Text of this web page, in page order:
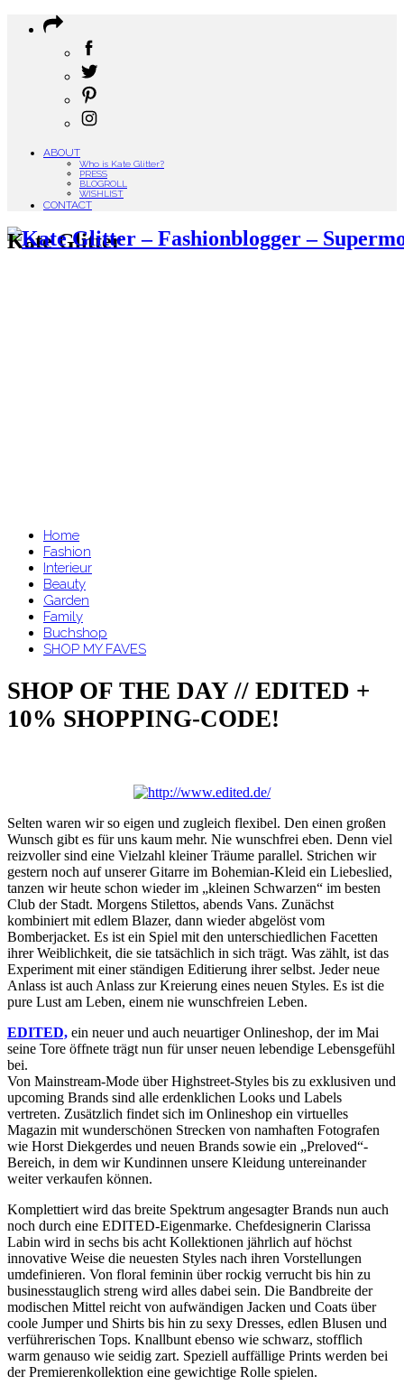
ABOUT
Who is Kate Glitter?
PRESS
BLOGROLL
WISHLIST
CONTACT
Kate Glitter
Home
Fashion
Interieur
Beauty
Garden
Family
Buchshop
SHOP MY FAVES
SHOP OF THE DAY // EDITED +
10% SHOPPING-CODE!
Selten waren wir so eigen und zugleich flexibel. Den einen großen
Wunsch gibt es für uns kaum mehr. Nie wunschfrei eben. Denn viel
reizvoller sind eine Vielzahl kleiner Träume parallel. Strichen wir
gestern noch auf unserer Gitarre im Bohemian-Kleid ein Liebeslied,
tanzen wir heute schon wieder im „kleinen Schwarzen“ im besten
Club der Stadt. Morgens Stilettos, abends Vans. Zunächst
kombiniert mit edlem Blazer, dann wieder abgelöst vom
Bomberjacket. Es ist ein Spiel mit den unterschiedlichen Facetten
ihrer Weiblichkeit, die sie tatsächlich in sich trägt. Was zählt, ist das
Experiment mit einer ständigen Editierung ihrer selbst. Jeder neue
Anlass ist auch Anlass zur Kreierung eines neuen Styles. Es ist die
pure Lust am Leben, einem nie wunschfreien Leben.
EDITED, ein neuer und auch neuartiger Onlineshop, der im Mai
seine Tore öffnete trägt nun für unser neuen lebendige Lebensgefühl
bei.
Von Mainstream-Mode über Highstreet-Styles bis zu exklusiven und
upcoming Brands sind alle erdenklichen Looks und Labels
vertreten. Zusätzlich findet sich im Onlineshop ein virtuelles
Magazin mit wunderschönen Strecken von namhaften Fotografen
wie Horst Diekgerdes und neuen Brands sowie ein „Preloved“-
Bereich, in dem wir Kundinnen unsere Kleidung untereinander
weiter verkaufen können.
Komplettiert wird das breite Spektrum angesagter Brands nun auch
noch durch eine EDITED-Eigenmarke. Chefdesignerin Clarissa
Labin wird in sechs bis acht Kollektionen jährlich auf höchst
innovative Weise die neuesten Styles nach ihren Vorstellungen
umdefinieren. Von floral feminin über rockig verrucht bis hin zu
businesstauglich streng wird alles dabei sein. Die Bandbreite der
modischen Mittel reicht von aufwändigen Jacken und Coats über
coole Jumper und Shirts bis hin zu sexy Dresses, edlen Blusen und
verführerischen Tops. Knallbunt ebenso wie schwarz, stofflich
warm genauso wie seidig zart. Speziell auffällige Prints werden bei
der Premierenkollektion eine gewichtige Rolle spielen.